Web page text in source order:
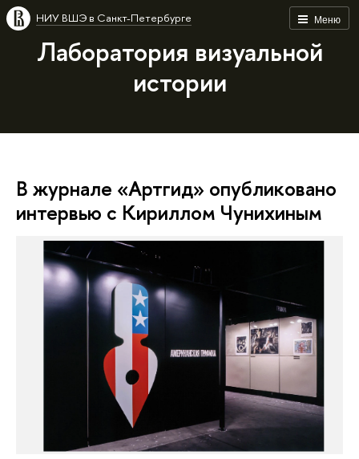
Меню
НИУ ВШЭ в Санкт-Петербурге
Лаборатория визуальной
истории
В журнале «Артгид» опубликовано
интервью с Кириллом Чунихиным